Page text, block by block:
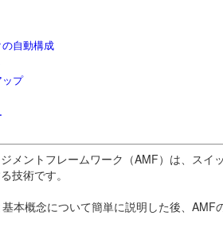
自動構成
プ
メントフレームワーク（AMF）は、ス
技術です。
本概念について簡単に説明した後、